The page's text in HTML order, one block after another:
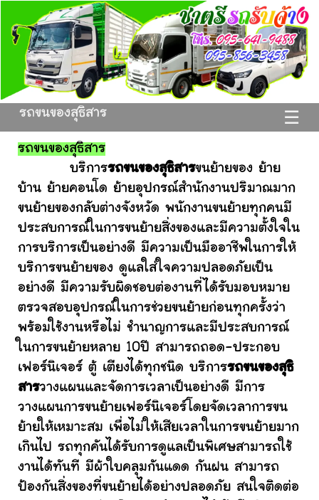
☰
รถขนของสุธิสาร
รถขนของสุธิสาร
บริการรถขนของสุธิสารขนย้ายของ ย้าย
บ้าน ย้ายคอนโด ย้ายอุปกรณ์สำนักงานปริมาณมาก
ขนย้ายของกลับต่างจังหวัด พนักงานขนย้ายทุกคนมี
ประสบการณ์ในการขนย้ายสิ่งของและมีความตั้งใจใน
การบริการเป็นอย่างดี มีความเป็นมืออาชีพในการให้
บริการขนย้ายของ ดูแลใส่ใจความปลอดภัยเป็น
อย่างดี มีความรับผิดชอบต่องานที่ได้รับมอบหมาย
ตรวจสอบอุปกรณ์ในการช่วยขนย้ายก่อนทุกครั้งว่า
พร้อมใช้งานหรือไม่ ชำนาญการและมีประสบการณ์
ในการขนย้ายหลาย 10ปี สามารถถอด-ประกอบ
เฟอร์นิเจอร์ ตู้ เตียงได้ทุกชนิด บริการรถขนของสุธิ
สารวางแผนและจัดการเวลาเป็นอย่างดี มีการ
วางแผนการขนย้ายเฟอร์นิเจอร์โดยจัดเวลาการขน
ย้ายให้เหมาะสม เพื่อไม่ให้เสียเวลาในการขนย้ายมาก
เกินไป รถทุกคันได้รับการดูแลเป็นพิเศษสามารถใช้
งานได้ทันที มีผ้าใบคลุมกันแดด กันฝน สามารถ
ป้องกันสิ่งของที่ขนย้ายได้อย่างปลอดภัย สนใจติดต่อ